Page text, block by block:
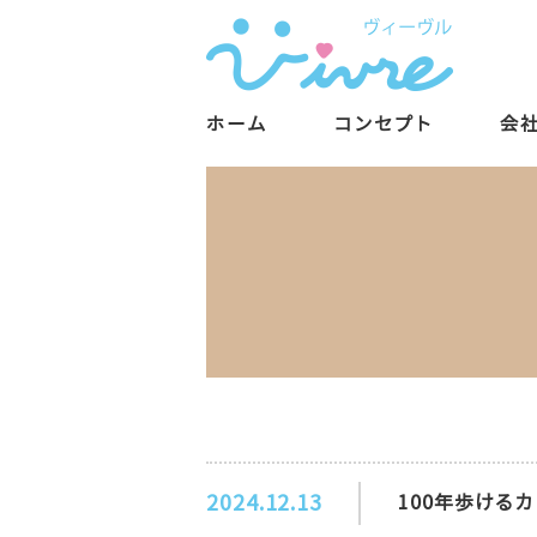
ホーム コンセプト 会
2024.12.13 100年歩ける